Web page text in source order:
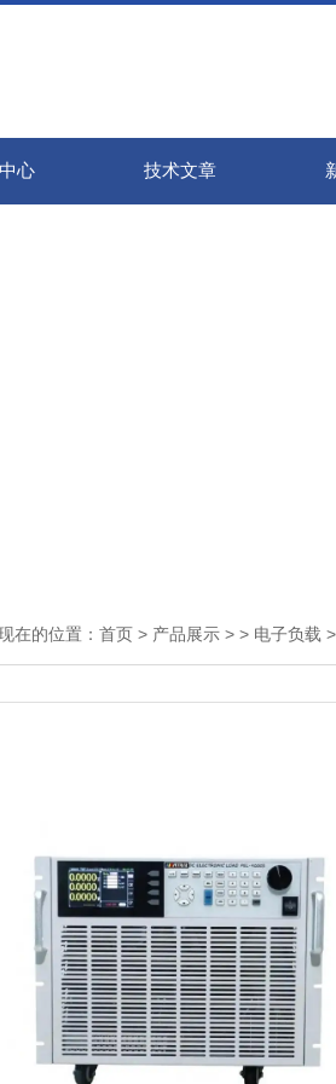
心 技术文章
在的位置： 首页 > 产品展示 > > 电子负载